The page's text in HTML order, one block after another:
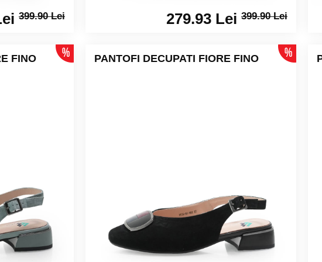
399.90 Lei 279.93 Lei 399.90 Lei
FINO PANTOFI DECUPATI FIORE FINO